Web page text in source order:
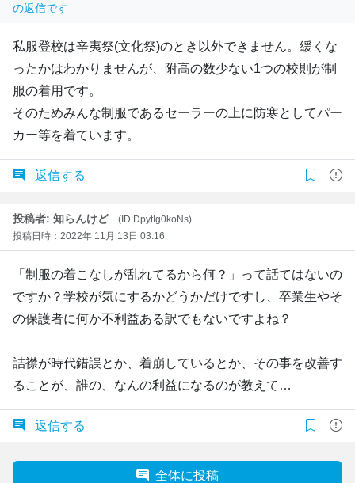
の返信です
私服登校は辛夷祭(文化祭)のとき以外できません。緩くな
ったかはわかりませんが、附高の数少ない1つの校則が制
服の着用です。
そのためみんな制服であるセーラーの上に防寒としてパー
カー等を着ています。
返信する
投稿者: 知らんけど
(ID:DpytIg0koNs)
投稿日時：2022年 11月 13日 03:16
「制服の着こなしが乱れてるから何？」って話てはないの
ですか？学校が気にするかどうかだけですし、卒業生やそ
の保護者に何か不利益ある訳でもないですよね？
詰襟が時代錯誤とか、着崩しているとか、その事を改善す
ることが、誰の、なんの利益になるのが教えて…
返信する
全体に投稿